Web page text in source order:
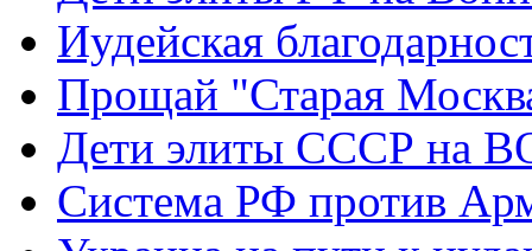
Иудейская
Прощай "Старая
Дети элиты СССР на
Система РФ против